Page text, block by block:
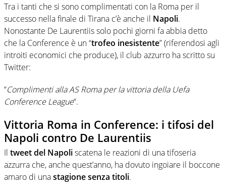
Tra i tanti che si sono complimentati con la Roma per il
successo nella finale di Tirana c’è anche il Napoli.
Nonostante De Laurentiis solo pochi giorni fa abbia detto
che la Conference è un “trofeo inesistente” (riferendosi agli
introiti economici che produce), il club azzurro ha scritto su
Twitter:
“Complimenti alla AS Roma per la vittoria della Uefa
Conference League“.
Vittoria Roma in Conference: i tifosi del
Napoli contro De Laurentiis
Il tweet del Napoliscatena le reazioni di una tifoseria
azzurra che, anche quest’anno, ha dovuto ingoiare il boccone
amaro di unastagione senza titoli.